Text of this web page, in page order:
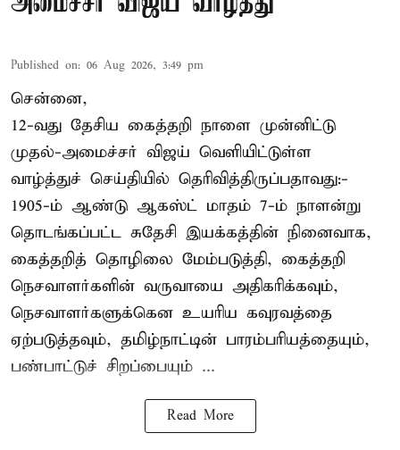
Published on: 06 Aug 2026, 3:49 pm
சென்னை,
12-வது தேசிய கைத்தறி நாளை முன்னிட்டு
முதல்-அமைச்சர் விஜய் வெளியிட்டுள்ள
வாழ்த்துச் செய்தியில் தெரிவித்திருப்பதாவது:-
1905-ம் ஆண்டு ஆகஸ்ட் மாதம் 7-ம் நாளன்று
தொடங்கப்பட்ட சுதேசி இயக்கத்தின் நினைவாக,
கைத்தறித் தொழிலை மேம்படுத்தி, கைத்தறி
நெசவாளர்களின் வருவாயை அதிகரிக்கவும்,
நெசவாளர்களுக்கென உயரிய கவுரவத்தை
ஏற்படுத்தவும், தமிழ்நாட்டின் பாரம்பரியத்தையும்,
பண்பாட்டுச் சிறப்பையும் ...
Read More